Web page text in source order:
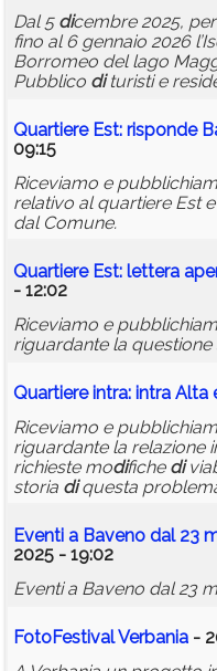
Dal 5 dicembre 2025,
fino al 6 gennaio 2026
Borromeo del lago
Pubblico dituristi e
Quartiere Est: risponde
09:15
Riceviamo e
relativo al quartiere Est
dal Comune.
Quartiere Est: lettera
- 12:02
Riceviamo e
riguardante la questione
Quartiere intra: intra Alta
Riceviamo e
riguardante la relazione
richieste modifiche di
storia diquesta
Eventi a Baveno dal 23
2025 - 19:02
Eventi a Baveno dal 23
FotoFestival Verbania -